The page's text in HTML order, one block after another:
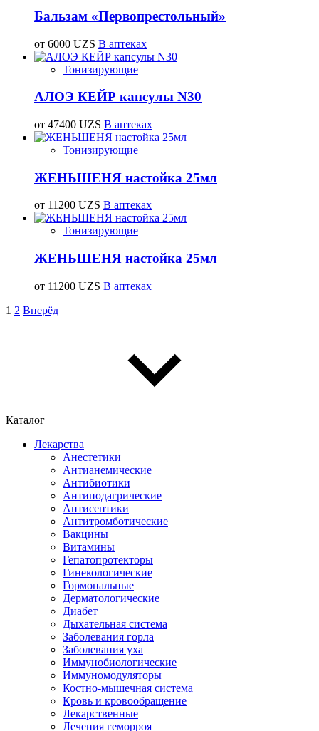
Бальзам «Первопрестольный»
от 6000 UZS В аптеках
Тонизирующие
АЛОЭ КЕЙР капсулы N30
от 47400 UZS В аптеках
Тонизирующие
ЖЕНЬШЕНЯ настойка 25мл
от 11200 UZS В аптеках
Тонизирующие
ЖЕНЬШЕНЯ настойка 25мл
от 11200 UZS В аптеках
1 2 Вперёд
Каталог
Лекарства
Анестетики
Антианемические
Антибиотики
Антиподагрические
Антисептики
Антитромботические
Вакцины
Витамины
Гепатопротекторы
Гинекологические
Гормональные
Дерматологические
Диабет
Дыхательная система
Заболевания горла
Заболевания уха
Иммунобиологические
Иммуномодуляторы
Костно-мышечная система
Кровь и кровообращение
Лекарственные
Лечения геморроя